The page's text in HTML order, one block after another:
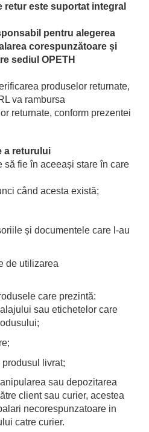
este suportat integral
pentru alegerea
corespunzătoare și
sediul OPETH
produselor returnate,
va rambursa
returnate, conform prezentei
a returului
să fie în aceeași stare în care
când acesta există;
și documentele care l-au
de utilizarea
care prezintă:
sau etichetelor care
produsul livrat;
sau depozitarea
client sau curier, acestea
necorespunzatoare in
catre curier.